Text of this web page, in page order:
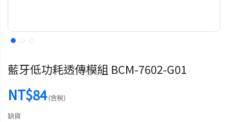
藍牙低功耗透傳模組 BCM-7602-G01
NT$84(含稅)
缺貨